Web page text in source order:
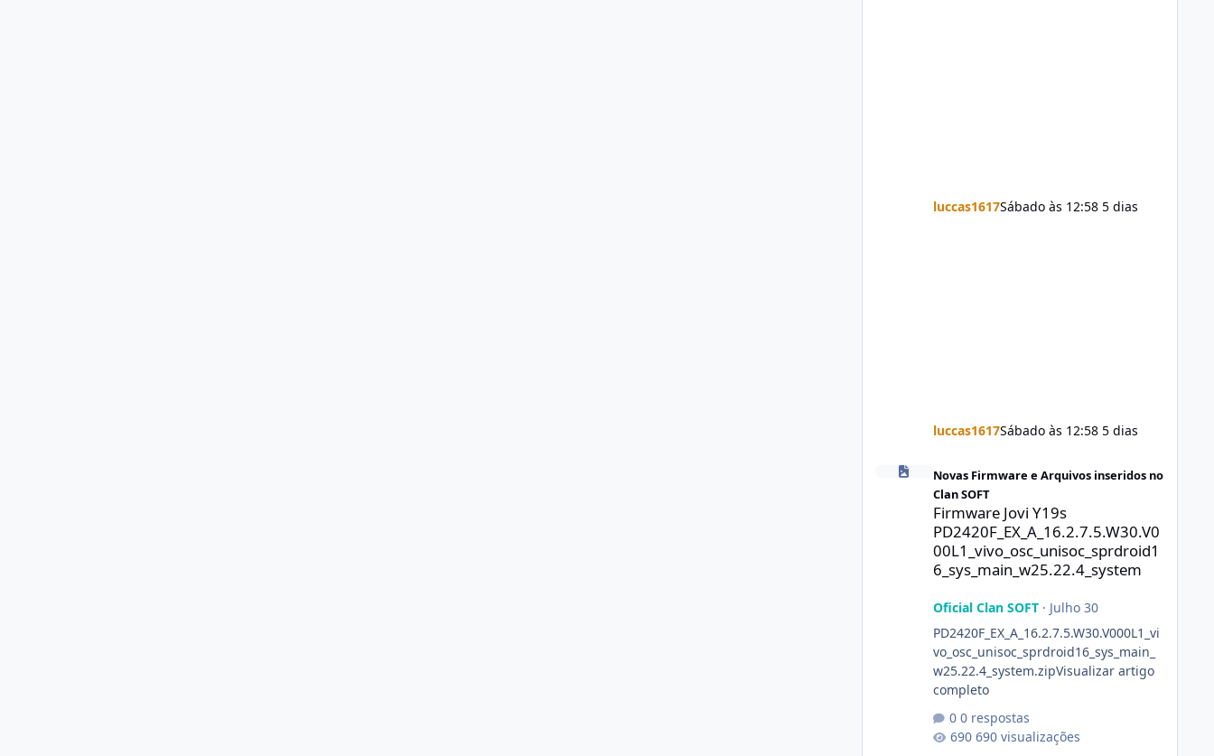
luccas1617Sábado às 12:58 5 dias
luccas1617Sábado às 12:58 5 dias
Novas Firmware e Arquivos inseridos no
Clan SOFT
Firmware Jovi Y19s
PD2420F_EX_A_16.2.7.5.W30.V0
00L1_vivo_osc_unisoc_sprdroid1
6_sys_main_w25.22.4_system
Oficial Clan SOFT· Julho 30
PD2420F_EX_A_16.2.7.5.W30.V000L1_vi
vo_osc_unisoc_sprdroid16_sys_main_
w25.22.4_system.zipVisualizar artigo
completo
0 respostas
690 visualizações